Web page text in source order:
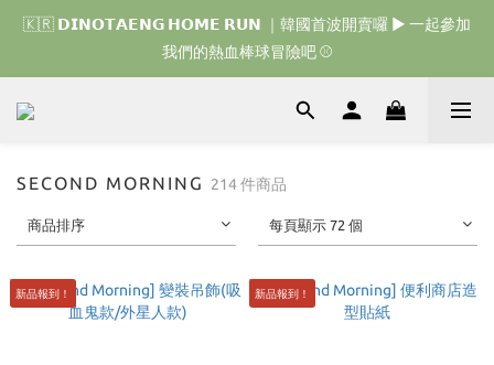
🇰🇷 𝗗𝗜𝗡𝗢𝗧𝗔𝗘𝗡𝗚 𝗛𝗢𝗠𝗘 𝗥𝗨𝗡 ｜韓國首波開賣囉 ▶ 一起參加
我們的熱血棒球冒險吧 ⚾️
🇰🇷 𝗗𝗜𝗡𝗢𝗧𝗔𝗘𝗡𝗚 𝗛𝗢𝗠𝗘 𝗥𝗨𝗡 ｜韓國首波開賣囉 ▶ 一起參加
我們的熱血棒球冒險吧 ⚾️
🇯🇵 𝗗𝗜𝗡𝗢𝗧𝗔𝗘𝗡𝗚 𝗢𝗡𝗘 𝗠𝗢𝗥𝗘 𝗕𝗜𝗧𝗘｜日本限時接單中
🇰🇷 𝗗𝗜𝗡𝗢𝗧𝗔𝗘𝗡𝗚 𝗛𝗢𝗠𝗘 𝗥𝗨𝗡 ｜韓國首波開賣囉 ▶ 一起參加
SECOND MORNING 214 件商品
商品排序 每頁顯示 72 個
新品報到！ 新品報到！